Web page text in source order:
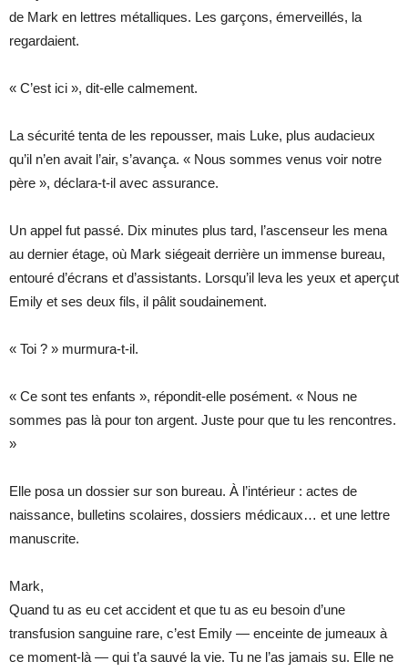
de Mark en lettres métalliques. Les garçons, émerveillés, la
regardaient.
« C’est ici », dit-elle calmement.
La sécurité tenta de les repousser, mais Luke, plus audacieux
qu’il n’en avait l’air, s’avança. « Nous sommes venus voir notre
père », déclara-t-il avec assurance.
Un appel fut passé. Dix minutes plus tard, l’ascenseur les mena
au dernier étage, où Mark siégeait derrière un immense bureau,
entouré d’écrans et d’assistants. Lorsqu’il leva les yeux et aperçut
Emily et ses deux fils, il pâlit soudainement.
« Toi ? » murmura-t-il.
« Ce sont tes enfants », répondit-elle posément. « Nous ne
sommes pas là pour ton argent. Juste pour que tu les rencontres.
»
Elle posa un dossier sur son bureau. À l’intérieur : actes de
naissance, bulletins scolaires, dossiers médicaux… et une lettre
manuscrite.
Mark,
Quand tu as eu cet accident et que tu as eu besoin d’une
transfusion sanguine rare, c’est Emily — enceinte de jumeaux à
ce moment-là — qui t’a sauvé la vie. Tu ne l’as jamais su. Elle ne